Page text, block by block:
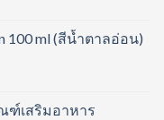
100 ml (สีน้ำตาลอ่อน)
ฑ์เสริมอาหาร